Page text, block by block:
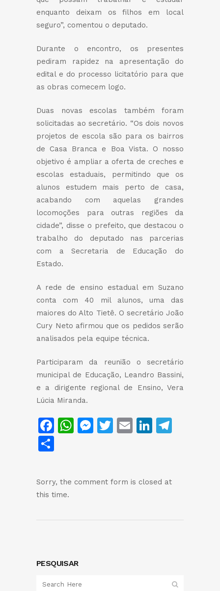
enquanto deixam os filhos em local
seguro”, comentou o deputado.
Durante o encontro, os presentes
pediram rapidez na apresentação do
edital e do processo licitatório para que
as obras comecem logo.
Duas novas escolas também foram
solicitadas ao secretário. “Os dois novos
projetos de escola são para os bairros
de Casa Branca e Boa Vista. O nosso
objetivo é ampliar a oferta de creches e
escolas estaduais, permitindo que os
alunos estudem mais perto de casa,
acabando com aquelas grandes
locomoções para outras regiões da
cidade”, disse o prefeito, que destacou o
trabalho do deputado nas parcerias
com a Secretaria de Educação do
Estado.
A rede de ensino estadual em Suzano
conta com 40 mil alunos, uma das
maiores do Alto Tietê. O secretário João
Cury Neto afirmou que os pedidos serão
analisados pela equipe técnica.
Participaram da reunião o secretário
municipal de Educação, Leandro Bassini,
e a dirigente regional de Ensino, Vera
Lúcia Miranda.
Facebook
WhatsApp
Messenger
Twitter
EmailLinkedIn
Sorry, the comment form is closed at
this time.
PESQUISAR